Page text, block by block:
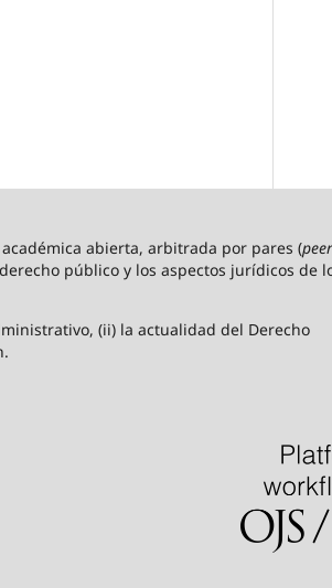
abierta, arbitrada por pares (
público y los aspectos jurídicos de
(ii) la actualidad del Derecho